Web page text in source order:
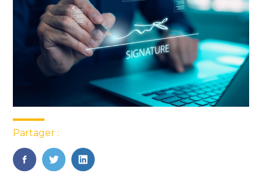
Partager :
FaceBook
TwitterLinkedIn